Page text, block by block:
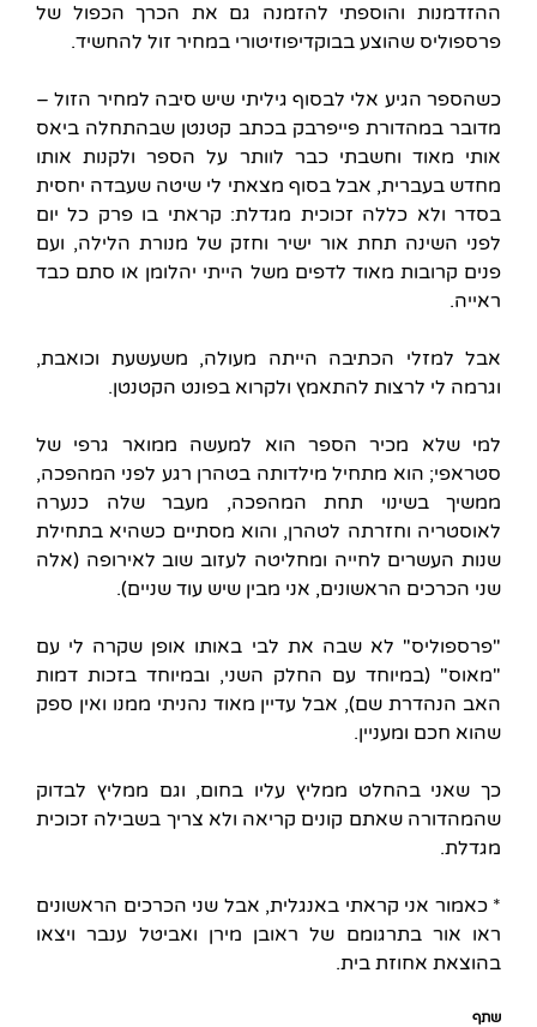
ההזדמנות והוספתי להזמנה גם את הכרך הכפול של
פרספוליס שהוצע בבוקדיפוזיטורי במחיר זול להחשיד.
כשהספר הגיע אלי לבסוף גיליתי שיש סיבה למחיר הזול –
מדובר במהדורת פייפרבק בכתב קטנטן שבהתחלה ביאס
אותי מאוד וחשבתי כבר לוותר על הספר ולקנות אותו
מחדש בעברית, אבל בסוף מצאתי לי שיטה שעבדה יחסית
בסדר ולא כללה זכוכית מגדלת: קראתי בו פרק כל יום
לפני השינה תחת אור ישיר וחזק של מנורת הלילה, ועם
פנים קרובות מאוד לדפים משל הייתי יהלומן או סתם כבד
ראייה.
אבל למזלי הכתיבה הייתה מעולה, משעשעת וכואבת,
וגרמה לי לרצות להתאמץ ולקרוא בפונט הקטנטן.
למי שלא מכיר הספר הוא למעשה ממואר גרפי של
סטראפי; הוא מתחיל מילדותה בטהרן רגע לפני המהפכה,
ממשיך בשינוי תחת המהפכה, מעבר שלה כנערה
לאוסטריה וחזרתה לטהרן, והוא מסתיים כשהיא בתחילת
שנות העשרים לחייה ומחליטה לעזוב שוב לאירופה (אלה
שני הכרכים הראשונים, אני מבין שיש עוד שניים).
"פרספוליס" לא שבה את לבי באותו אופן שקרה לי עם
"מאוס" (במיוחד עם החלק השני, ובמיוחד בזכות דמות
האב הנהדרת שם), אבל עדיין מאוד נהניתי ממנו ואין ספק
שהוא חכם ומעניין.
כך שאני בהחלט ממליץ עליו בחום, וגם ממליץ לבדוק
שהמהדורה שאתם קונים קריאה ולא צריך בשבילה זכוכית
מגדלת.
* כאמור אני קראתי באנגלית, אבל שני הכרכים הראשונים
ראו אור בתרגומם של ראובן מירן ואביטל ענבר ויצאו
בהוצאת אחוזת בית.
שתף